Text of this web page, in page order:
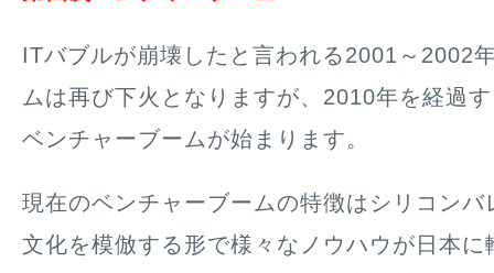
ITバブルが崩壊 したと言われる2001～2002
ムは再び下火となりますが、2010年を経過
ベンチャーブームが始まります。
現在のベンチャーブームの特徴はシリコンバ
文化を模倣する形で様々なノウハウが日本に